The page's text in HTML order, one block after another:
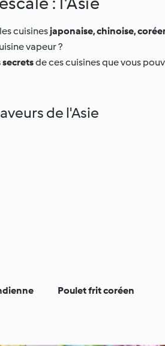
cuisinesjaponaise, chinoise,
vapeur ?
secretsde ces cuisines que vous
de l'Asie
Poulet frit coréen